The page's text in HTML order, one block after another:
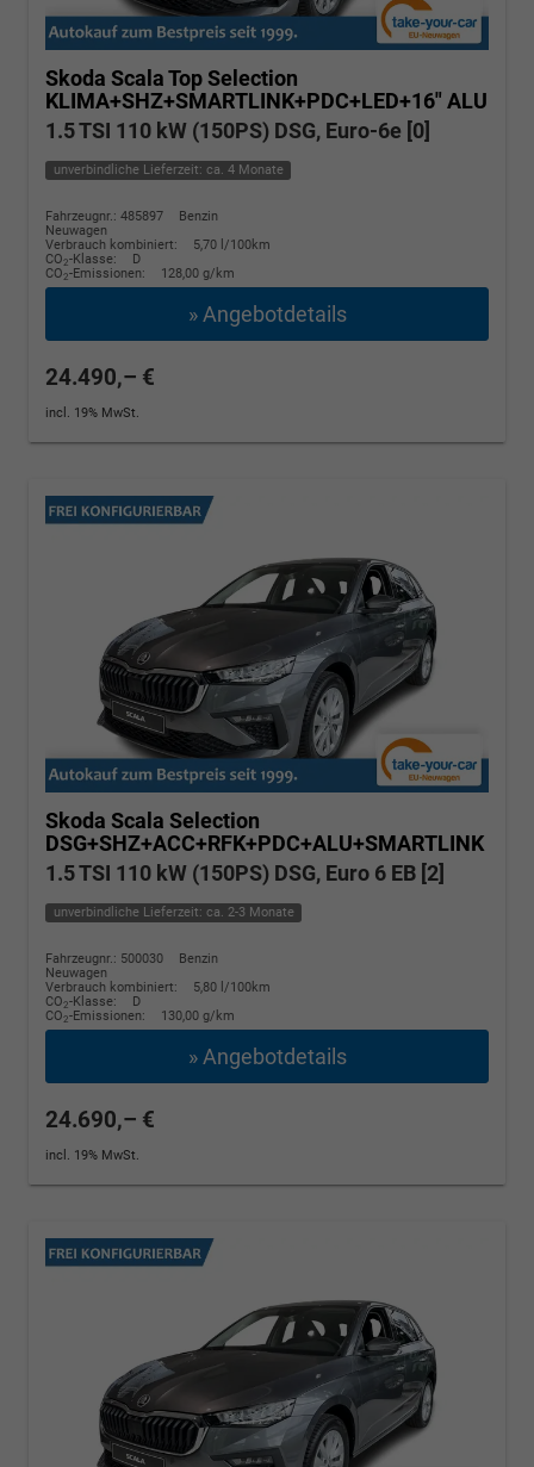
Skoda ScalaTop Selection
KLIMA+SHZ+SMARTLINK+PDC+LED+16" ALU
1.5 TSI 110 kW (150PS) DSG, Euro-6e [0]
unverbindliche Lieferzeit: ca. 4 Monate
Fahrzeugnr.: 485897
Benzin
Neuwagen
Verbrauch kombiniert:
5,70 l/100km
CO2-Klasse:
D
CO2-Emissionen: 128,00 g/km
» Angebotdetails
24.490,– €
incl. 19% MwSt.
Skoda Scala Selection
DSG+SHZ+ACC+RFK+PDC+ALU+SMARTLINK
1.5 TSI 110 kW (150PS) DSG, Euro 6 EB [2]
unverbindliche Lieferzeit: ca. 2-3 Monate
Fahrzeugnr.: 500030
Benzin
Neuwagen
Verbrauch kombiniert:
5,80 l/100km
CO2-Klasse:
D
CO2-Emissionen: 130,00 g/km
» Angebotdetails
24.690,– €
incl. 19% MwSt.